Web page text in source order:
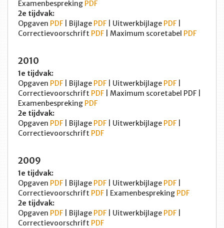
Examenbespreking PDF
2e tijdvak:
Opgaven PDF | Bijlage PDF | Uitwerkbijlage PDF
Correctievoorschrift PDF | Maximum scoretabel PDF
2010
1e tijdvak:
Opgaven PDF | Bijlage PDF | Uitwerkbijlage PDF
Correctievoorschrift PDF | Maximum scoretabel PDF |
Examenbespreking PDF
2e tijdvak:
Opgaven PDF | Bijlage PDF | Uitwerkbijlage PDF
Correctievoorschrift PDF
2009
1e tijdvak:
Opgaven PDF | Bijlage PDF | Uitwerkbijlage PDF
Correctievoorschrift PDF | Examenbespreking PDF
2e tijdvak:
Opgaven PDF | Bijlage PDF | Uitwerkbijlage PDF
Correctievoorschrift PDF